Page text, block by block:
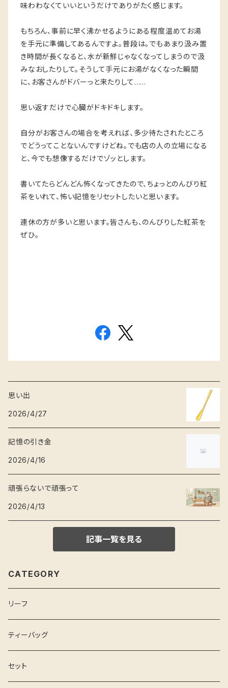
味わわなくていいというだけでありがたく感じます。
もちろん、事前に早く沸かせるようにある程度温めてお湯
を手元に準備してあるんですよ。普段は。でもあまり汲み置
き時間が長くなると、水が新鮮じゃなくなってしまうので汲
みなおしたりして。そうして手元にお湯がなくなった瞬間
に、お客さんがドバーっと来たりして……
思い返すだけで心臓がドキドキします。
自分がお客さんの場合を考えれば、多少待たされたところ
でどうってことないんですけどね。でも店の人の立場になる
と、今でも想像するだけでゾッとします。
書いてたらどんどん怖くなってきたので、ちょっとのんびり紅
茶をいれて、怖い記憶をリセットしたいと思います。
連休の方が多いと思います。皆さんも、のんびりした紅茶を
ぜひ。
思い出
2026/4/27
記憶の引き金
2026/4/16
頑張らないで頑張って
2026/4/13
記事一覧を見る
CATEGORY
リーフ
ティーバッグ
セット